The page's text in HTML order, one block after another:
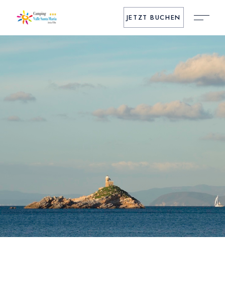
JETZT BUCHEN